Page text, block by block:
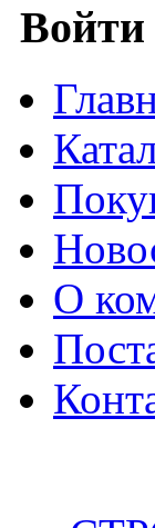
Войти
О